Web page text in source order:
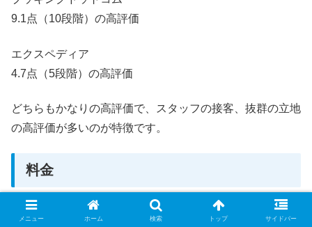
9.1点（10段階）の高評価
エクスペディア
4.7点（5段階）の高評価
どちらもかなりの高評価で、スタッフの接客、抜群の立地
の高評価が多いのが特徴です。
料金
部屋の構成と料金は次のようになっています。
メニュー ホーム 検索 トップ サイドバー